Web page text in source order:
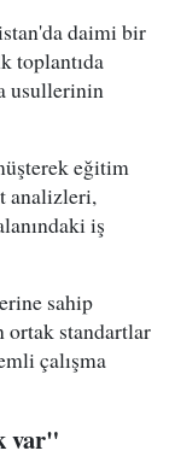
daimi bir
toplantıda
usullerinin
eğitim
analizleri,
iş
sahip
ortak standartlar
çalışma
var"